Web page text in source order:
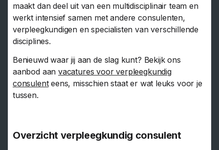
maakt dan deel uit van een multidisciplinair team en
werkt intensief samen met andere consulenten,
verpleegkundigen en specialisten van verschillende
disciplines.
Benieuwd waar jij aan de slag kunt? Bekijk ons
aanbod aanvacatures voor verpleegkundig
consulenteens, misschien staat er wat leuks voor je
tussen.
Overzicht verpleegkundig consulent